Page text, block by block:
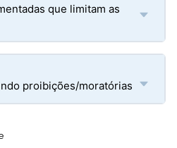
que limitam as
proibições/moratórias